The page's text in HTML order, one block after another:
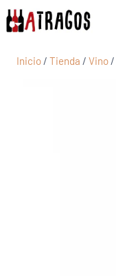
Inicio / Tienda / Vino /